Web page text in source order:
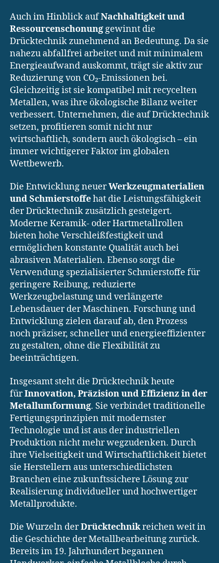
Auch im Hinblick aufNachhaltigkeit und
Ressourcenschonunggewinnt die
Drücktechnik zunehmend an Bedeutung. Da sie
nahezu abfallfrei arbeitet und mit minimalem
Energieaufwand auskommt, trägt sie aktiv zur
Reduzierung von CO₂-Emissionen bei.
Gleichzeitig ist sie kompatibel mit recycelten
Metallen, was ihre ökologische Bilanz weiter
verbessert. Unternehmen, die auf Drücktechnik
setzen, profitieren somit nicht nur
wirtschaftlich, sondern auch ökologisch – ein
immer wichtigerer Faktor im globalen
Wettbewerb.
Die Entwicklung neuerWerkzeugmaterialien
und Schmierstoffehat die Leistungsfähigkeit
der Drücktechnik zusätzlich gesteigert.
Moderne Keramik- oder Hartmetallrollen
bieten hohe Verschleißfestigkeit und
ermöglichen konstante Qualität auch bei
abrasiven Materialien. Ebenso sorgt die
Verwendung spezialisierter Schmierstoffe für
geringere Reibung, reduzierte
Werkzeugbelastung und verlängerte
Lebensdauer der Maschinen. Forschung und
Entwicklung zielen darauf ab, den Prozess
noch präziser, schneller und energieeffizienter
zu gestalten, ohne die Flexibilität zu
beeinträchtigen.
Insgesamt steht die Drücktechnik heute
fürInnovation, Präzision und Effizienz in der
Metallumformung. Sie verbindet traditionelle
Fertigungsprinzipien mit modernster
Technologie und ist aus der industriellen
Produktion nicht mehr wegzudenken. Durch
ihre Vielseitigkeit und Wirtschaftlichkeit bietet
sie Herstellern aus unterschiedlichsten
Branchen eine zukunftssichere Lösung zur
Realisierung individueller und hochwertiger
Metallprodukte.
Die Wurzeln derDrücktechnikreichen weit in
die Geschichte der Metallbearbeitung zurück.
Bereits im 19. Jahrhundert begannen